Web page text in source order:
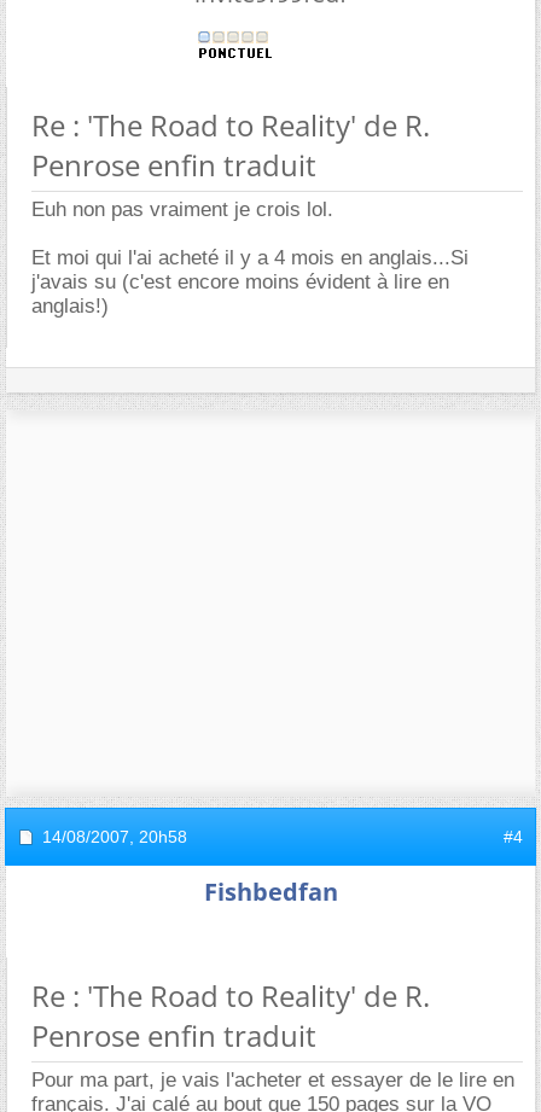
Re : 'The Road to Reality' de R.
Penrose enfin traduit
Euh non pas vraiment je crois lol.
Et moi qui l'ai acheté il y a 4 mois en anglais...Si
j'avais su (c'est encore moins évident à lire en
anglais!)
14/08/2007, 20h58 #4
Fishbedfan
Re : 'The Road to Reality' de R.
Penrose enfin traduit
Pour ma part, je vais l'acheter et essayer de le lire en
français. J'ai calé au bout que 150 pages sur la VO